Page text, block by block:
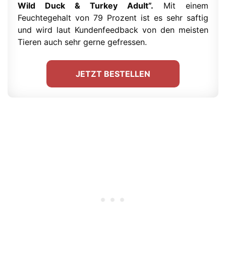
Wild Duck & Turkey Adult”. Mit einem
Feuchtegehalt von 79 Prozent ist es sehr saftig
und wird laut Kundenfeedback von den meisten
Tieren auch sehr gerne gefressen.
JETZT BESTELLEN